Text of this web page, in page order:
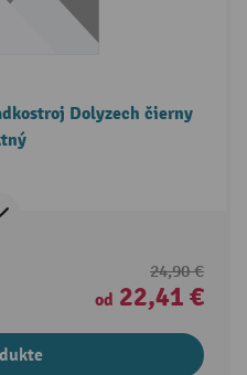
Dolyzech čierny
24,90 €
od 22,41 €